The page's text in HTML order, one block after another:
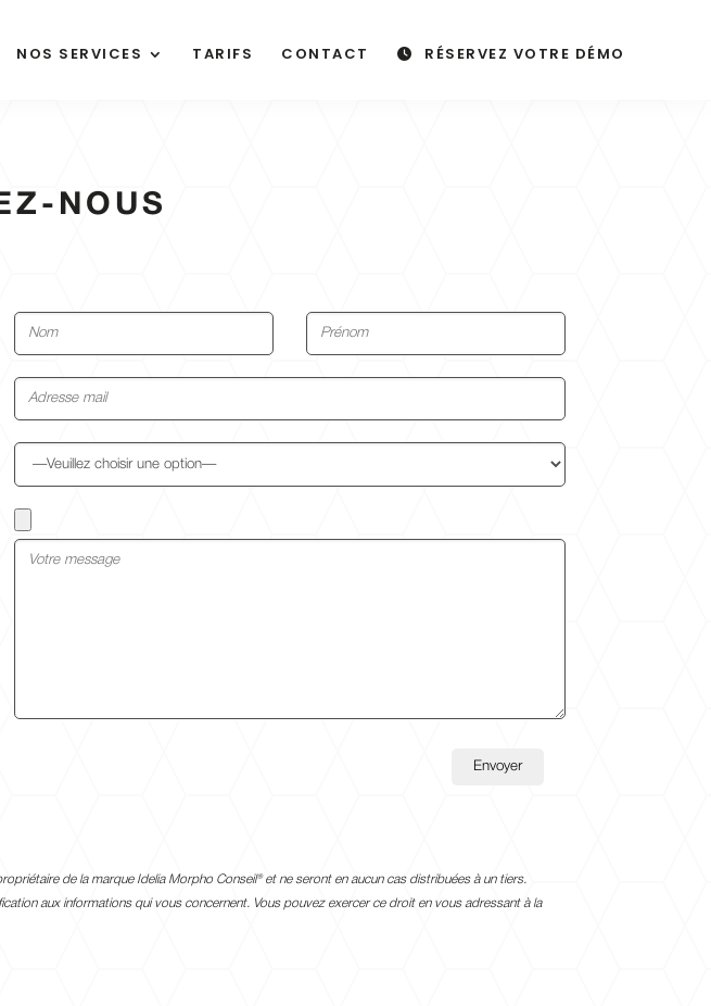
NOS SERVICES TARIFS CONTACT RÉSERVEZ VOTRE DÉMO
NOUS
e
r
de la marque Idelia Morpho Conseil® et ne seront en aucun cas distribuées à un tiers.
aux informations qui vous concernent. Vous pouvez exercer ce droit en vous adressant à la